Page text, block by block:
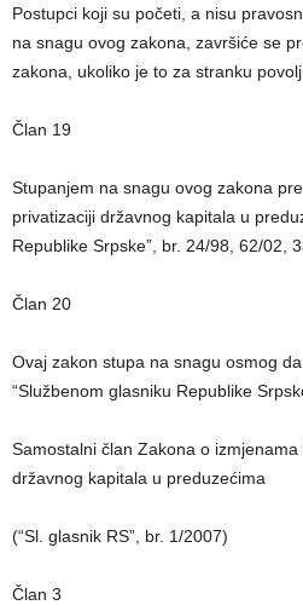
Postupci koji su početi, a nisu
na snagu ovog zakona, završiće se
zakona, ukoliko je to za stranku
Član 19
Stupanjem na snagu ovog zakona
privatizaciji državnog kapitala u
Republike Srpske”, br. 24/98, 62/02,
Član 20
Ovaj zakon stupa na snagu osmog
“Službenom glasniku Republike
Samostalni član Zakona o
državnog kapitala u preduzećima
(“Sl. glasnik RS”, br. 1/2007)
Član 3